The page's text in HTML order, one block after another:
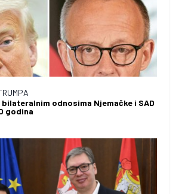
odnosima Njemačke i SAD
godina